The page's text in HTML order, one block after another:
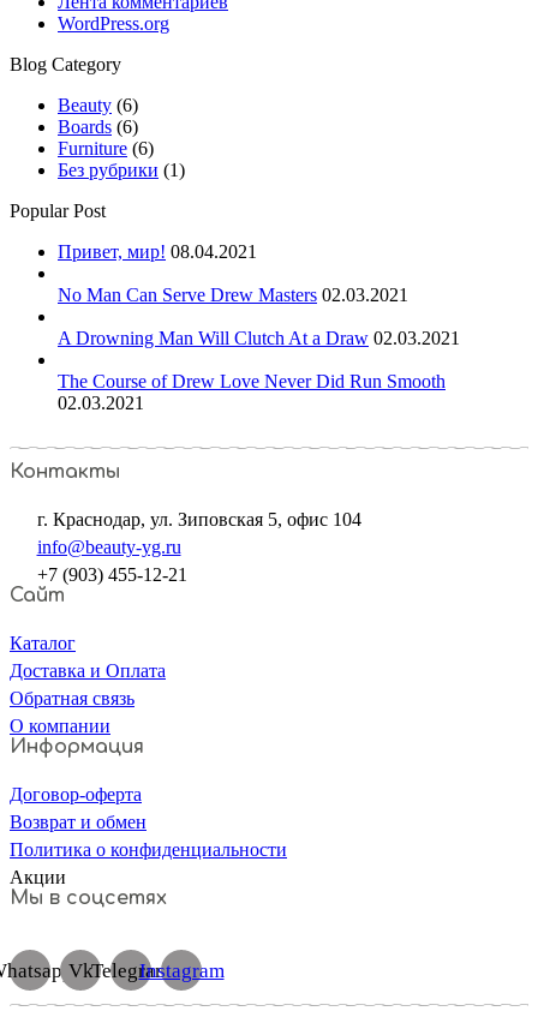
WordPress.org
Blog Category
Beauty (6)
Boards (6)
Furniture (6)
Без рубрики (1)
Popular Post
Привет, мир! 08.04.2021
No Man Can Serve Drew Masters 02.03.2021
A Drowning Man Will Clutch At a Draw 02.03.2021
The Course of Drew Love Never Did Run Smooth
02.03.2021
Контакты
г. Краснодар, ул. Зиповская 5, офис 104
info@beauty-yg.ru
+7 (903) 455-12-21
Сайт
Каталог
Доставка и Оплата
Обратная связь
О компании
Информация
Договор-оферта
Возврат и обмен
Политика о конфиденциальности
Акции
Мы в соцсетях
VkTelegramInstagram